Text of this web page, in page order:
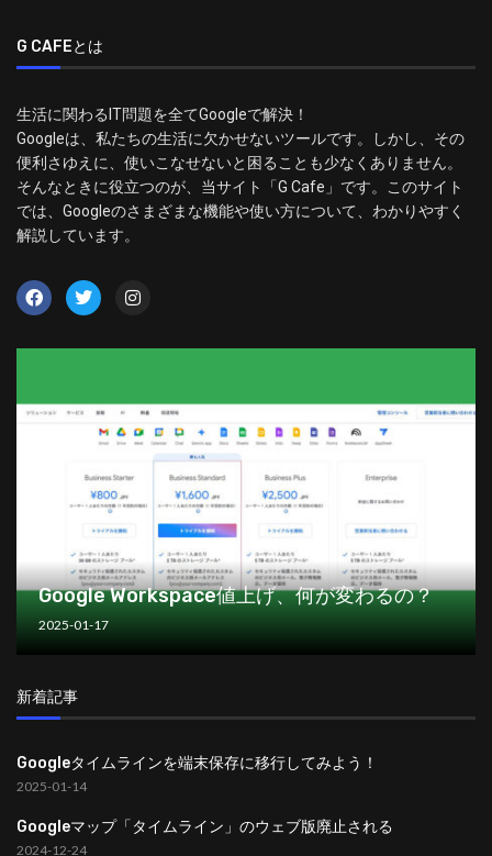
G CAFEとは
生活に関わるIT問題を全てGoogleで解決！
Googleは、私たちの生活に欠かせないツールです。しかし、その
便利さゆえに、使いこなせないと困ることも少なくありません。
そんなときに役立つのが、当サイト「G Cafe」です。このサイト
では、Googleのさまざまな機能や使い方について、わかりやすく
解説しています。
Google Workspace値上げ、何が変わるの？
2025-01-17
新着記事
Googleタイムラインを端末保存に移行してみよう！
2025-01-14
Googleマップ「タイムライン」のウェブ版廃止される
2024-12-24